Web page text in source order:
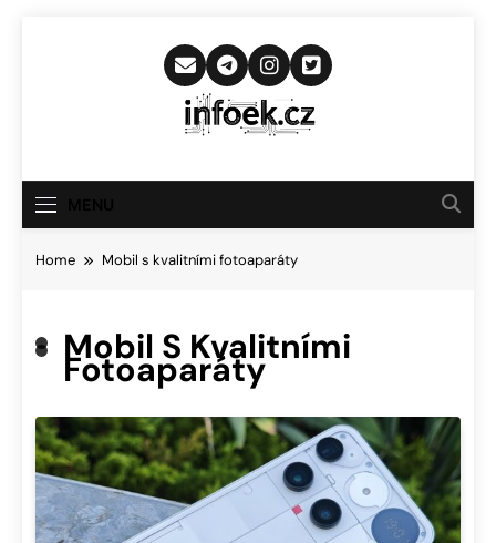
Infoek.cz
Novinkám
Home Mobil s kvalitními fotoaparáty
Mobil S Kvalitními
Fotoaparáty